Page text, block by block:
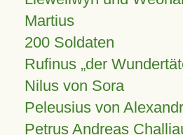
Martius
200 Soldaten
Rufinus „der
Nilus von Sora
Peleusius von
Petrus Andreas